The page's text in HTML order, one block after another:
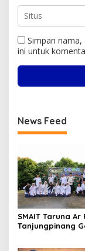
Simpan
ini untuk
News Feed
SMAIT Taruna Ar
Tanjungpinang